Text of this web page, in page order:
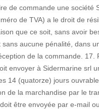
de commande une société
de TVA) a le droit de
que ce soit, sans avoir
sans aucune pénalité, dans
de la commande. 17.
envoyer à Sidermarine srl
14 (quatorze) jours
de la marchandise par le
être envoyée par e-mail